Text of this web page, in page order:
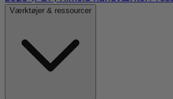
Værktøjer & ressourcer